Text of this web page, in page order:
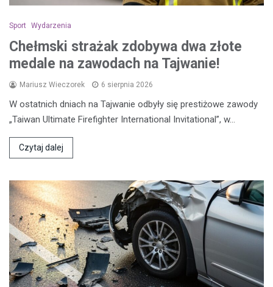
Sport Wydarzenia
Chełmski strażak zdobywa dwa złote
medale na zawodach na Tajwanie!
Mariusz Wieczorek 6 sierpnia 2026
W ostatnich dniach na Tajwanie odbyły się prestiżowe zawody
„Taiwan Ultimate Firefighter International Invitational”, w…
Czytaj dalej